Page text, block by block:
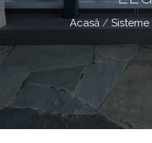
Acasă /